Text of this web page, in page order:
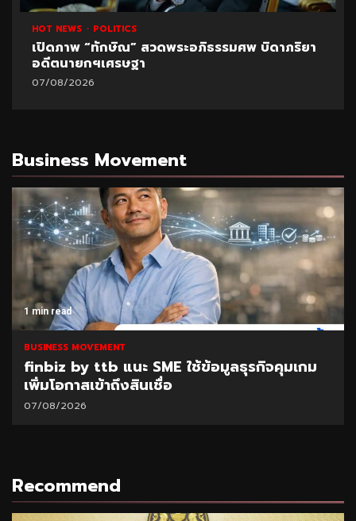
HOT NEWS POLITICS
เปิดภาพ “ทักษิณ” สวดพระอภิธรรมศพ บิดาภริยา
อดีตนายกฯเศรษฐา
07/08/2026
Business Movement
1 min read
BUSINESS MOVEMENT
finbiz by ttb แนะ SME ใช้ข้อมูลธุรกิจคุมเกม
เพิ่มโอกาสเข้าถึงสินเชื่อ
07/08/2026
Recommend